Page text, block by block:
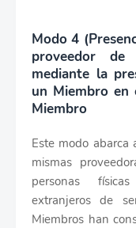
Modo 4
proveedor
mediante la
un Miembro
Miembro
Este modo abarca
mismas
personas
extranjeros de
Miembros han